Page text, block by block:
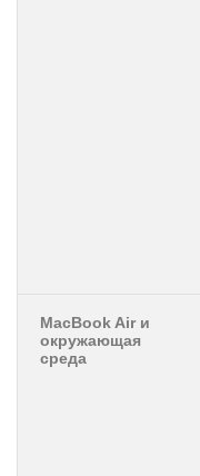
MacBook Air и
окружающая
среда